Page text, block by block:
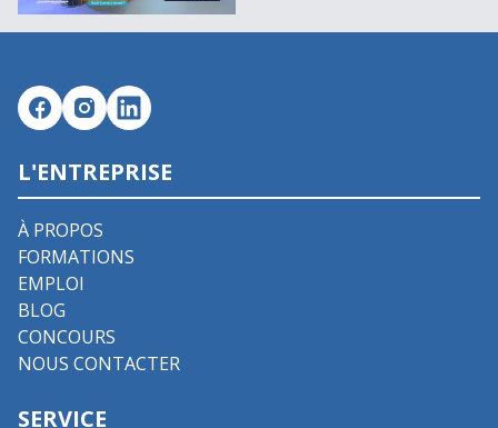
L'ENTREPRISE
À PROPOS
FORMATIONS
EMPLOI
BLOG
CONCOURS
NOUS CONTACTER
SERVICE